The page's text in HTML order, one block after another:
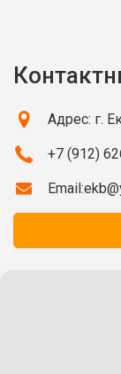
Адрес: г.
+7 (912)
Email: